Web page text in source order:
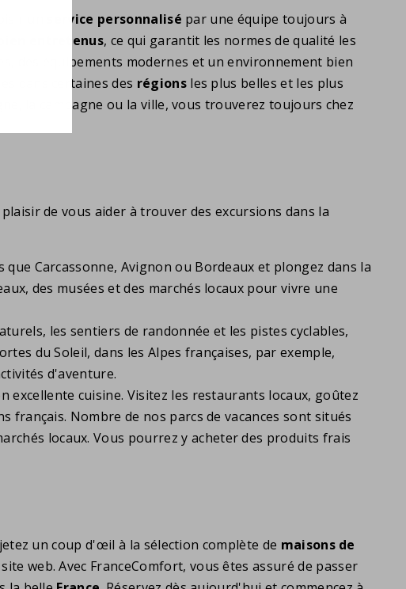
un service personnalisé par une équipe toujours à
entretenus, ce qui garantit les normes de qualité les
des équipements modernes et un environnement bien
dans certaines des régionsles plus belles et les plus
la campagne ou la ville, vous trouverez toujours chez
de vous aider à trouver des excursions dans la
Carcassonne, Avignon ou Bordeaux et plongez dans la
des musées et des marchés locaux pour vivre une
les sentiers de randonnée et les pistes cyclables,
du Soleil, dans les Alpes françaises, par exemple,
d'aventure.
excellente cuisine. Visitez les restaurants locaux, goûtez
français. Nombre de nos parcs de vacances sont situés
locaux. Vous pourrez y acheter des produits frais
un coup d'œil à la sélection complète de maisons de
web. Avec FranceComfort, vous êtes assuré de passer